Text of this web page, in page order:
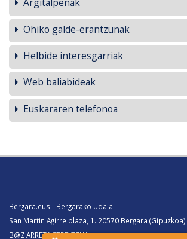
Argitalpenak
Ohiko galde-erantzunak
Helbide interesgarriak
Web baliabideak
Euskararen telefonoa
Bergara.eus - Bergarako Udala
San Martin Agirre plaza, 1. 20570 Bergara (Gipuzkoa)
B@Z ARRETA ZERBITZUA: